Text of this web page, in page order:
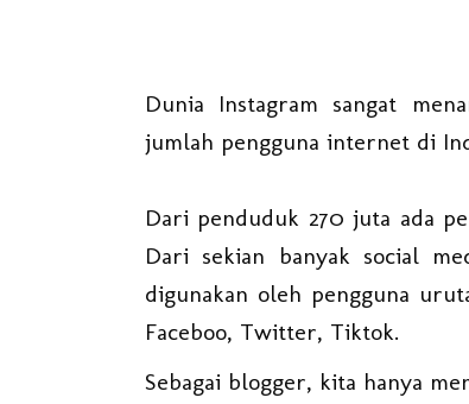
Dunia Instagram sangat
jumlah pengguna internet di
Dari penduduk 270 juta ada
Dari sekian banyak social
digunakan oleh pengguna
Faceboo, Twitter, Tiktok.
Sebagai blogger, kita hanya